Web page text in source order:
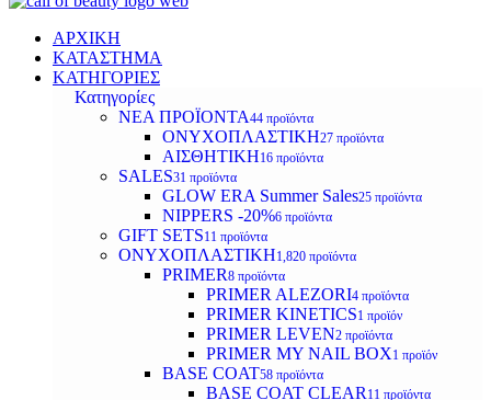
ΑΡΧΙΚΗ
ΚΑΤΑΣΤΗΜΑ
ΚΑΤΗΓΟΡΙΕΣ
Κατηγορίες
ΝΕΑ ΠΡΟΪΟΝΤΑ44 προϊόντα
ΟΝΥΧΟΠΛΑΣΤΙΚΗ27 προϊόντα
ΑΙΣΘΗΤΙΚΗ16 προϊόντα
SALES31 προϊόντα
GLOW ERA Summer Sales25 προϊόντα
NIPPERS -20%6 προϊόντα
GIFT SETS11 προϊόντα
ΟΝΥΧΟΠΛΑΣΤΙΚΗ1,820 προϊόντα
PRIMER8 προϊόντα
PRIMER ALEZORI4 προϊόντα
PRIMER KINETICS1 προϊόν
PRIMER LEVEN2 προϊόντα
PRIMER MY NAIL BOX1 προϊόν
BASE COAT58 προϊόντα
BASE COAT CLEAR 11 προϊόντα